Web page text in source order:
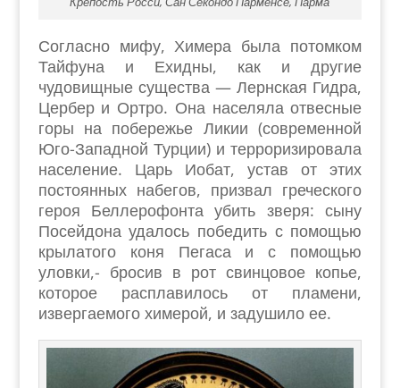
Согласно мифу, Химера была потомком
Тайфуна и Ехидны, как и другие
чудовищные существа — Лернская Гидра,
Цербер и Ортро. Она населяла отвесные
горы на побережье Ликии (современной
Юго-Западной Турции) и терроризировала
население. Царь Иобат, устав от этих
постоянных набегов, призвал греческого
героя Беллерофонта убить зверя: сыну
Посейдона удалось победить с помощью
крылатого коня Пегаса и с помощью
уловки,- бросив в рот свинцовое копье,
которое расплавилось от пламени,
извергаемого химерой, и задушило ее.